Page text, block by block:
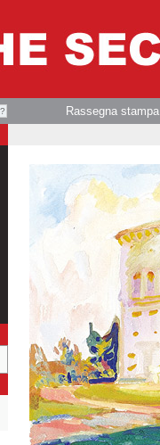
Rassegna stampa